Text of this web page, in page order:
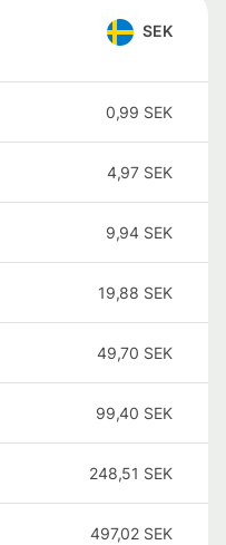
SEK
0,99 SEK
4,97 SEK
9,94 SEK
19,88 SEK
49,70 SEK
99,40 SEK
248,51 SEK
497,02 SEK